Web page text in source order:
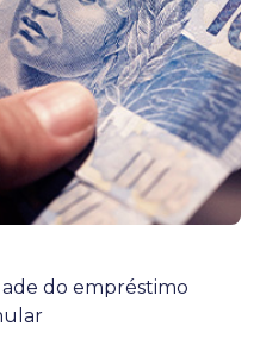
do empréstimo